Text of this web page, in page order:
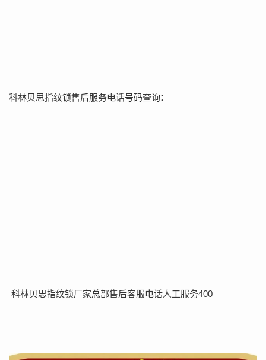
科林贝思指纹锁售后服务电话号码查询：
科林贝思指纹锁厂家总部售后客服电话人工服务400